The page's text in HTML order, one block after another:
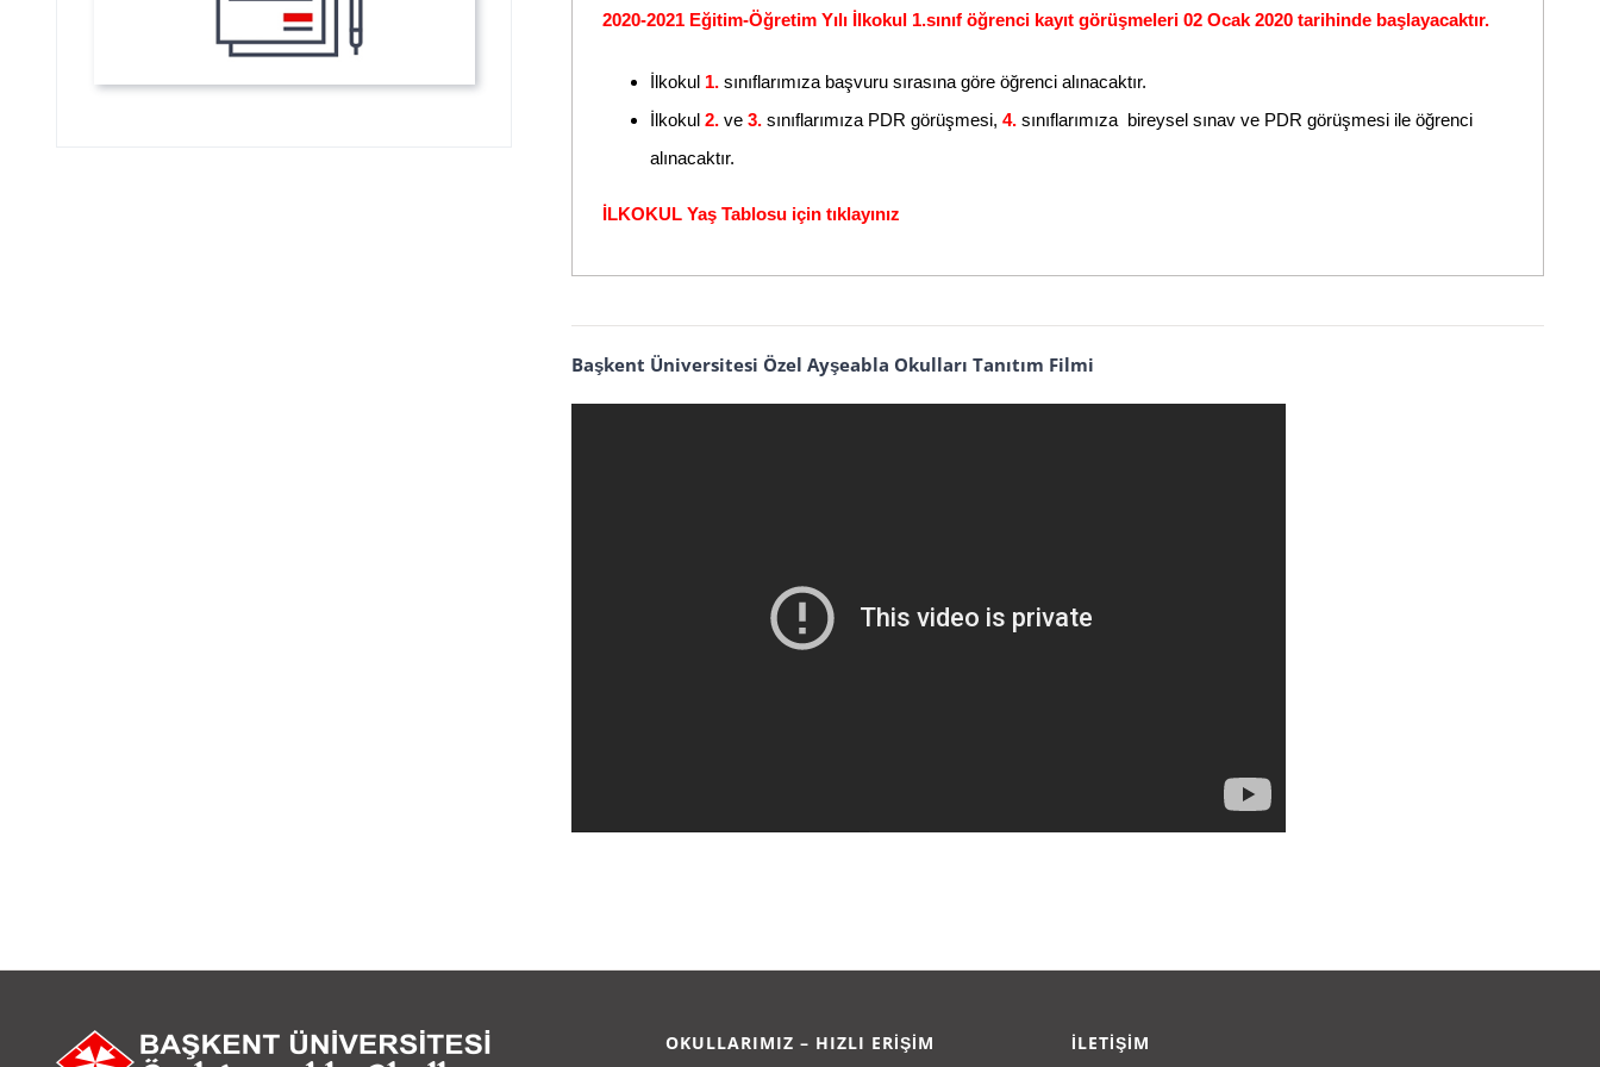
2020-2021 Eğitim-Öğretim Yılı İlkokul 1.sınıf öğrenci kayıt görüşmeleri 02 Ocak 2020 tarihinde başlayacaktır.
İlkokul 1. sınıflarımıza başvuru sırasına göre öğrenci alınacaktır.
İlkokul2. ve3. sınıflarımıza PDR görüşmesi,4. sınıflarımıza bireysel sınav ve PDR görüşmesi ile öğrenci
alınacaktır.
İLKOKUL Yaş Tablosu için tıklayınız
Başkent Üniversitesi Özel Ayşeabla Okulları Tanıtım Filmi
OKULLARIMIZ – HIZLI ERİŞİM İLETİŞİM